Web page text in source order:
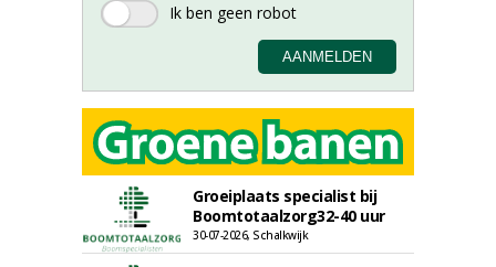
Groeiplaats specialist bij
Boomtotaalzorg32-40 uur
30-07-2026, Schalkwijk